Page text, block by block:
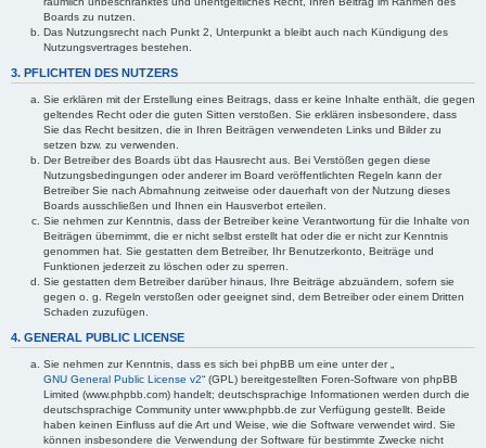
Boards zu nutzen.
Das Nutzungsrecht nach Punkt 2, Unterpunkt a bleibt auch nach Kündigung des
Nutzungsvertrages bestehen.
3. PFLICHTEN DES NUTZERS
Sie erklären mit der Erstellung eines Beitrags, dass er keine Inhalte enthält, die gegen
geltendes Recht oder die guten Sitten verstoßen. Sie erklären insbesondere, dass
Sie das Recht besitzen, die in Ihren Beiträgen verwendeten Links und Bilder zu
setzen bzw. zu verwenden.
Der Betreiber des Boards übt das Hausrecht aus. Bei Verstößen gegen diese
Nutzungsbedingungen oder anderer im Board veröffentlichten Regeln kann der
Betreiber Sie nach Abmahnung zeitweise oder dauerhaft von der Nutzung dieses
Boards ausschließen und Ihnen ein Hausverbot erteilen.
Sie nehmen zur Kenntnis, dass der Betreiber keine Verantwortung für die Inhalte von
Beiträgen übernimmt, die er nicht selbst erstellt hat oder die er nicht zur Kenntnis
genommen hat. Sie gestatten dem Betreiber, Ihr Benutzerkonto, Beiträge und
Funktionen jederzeit zu löschen oder zu sperren.
Sie gestatten dem Betreiber darüber hinaus, Ihre Beiträge abzuändern, sofern sie
gegen o. g. Regeln verstoßen oder geeignet sind, dem Betreiber oder einem Dritten
Schaden zuzufügen.
4. GENERAL PUBLIC LICENSE
Sie nehmen zur Kenntnis, dass es sich bei phpBB um eine unter der „
GNU General Public License v2“ (GPL) bereitgestellten Foren-Software von phpBB
Limited (www.phpbb.com) handelt; deutschsprachige Informationen werden durch die
deutschsprachige Community unter www.phpbb.de zur Verfügung gestellt. Beide
haben keinen Einfluss auf die Art und Weise, wie die Software verwendet wird. Sie
können insbesondere die Verwendung der Software für bestimmte Zwecke nicht